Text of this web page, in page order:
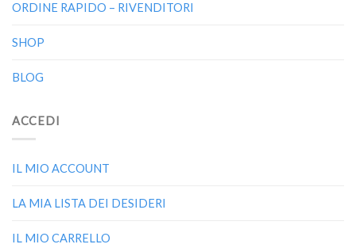
ORDINE RAPIDO – RIVENDITORI
SHOP
BLOG
ACCEDI
IL MIO ACCOUNT
LA MIA LISTA DEI DESIDERI
IL MIO CARRELLO